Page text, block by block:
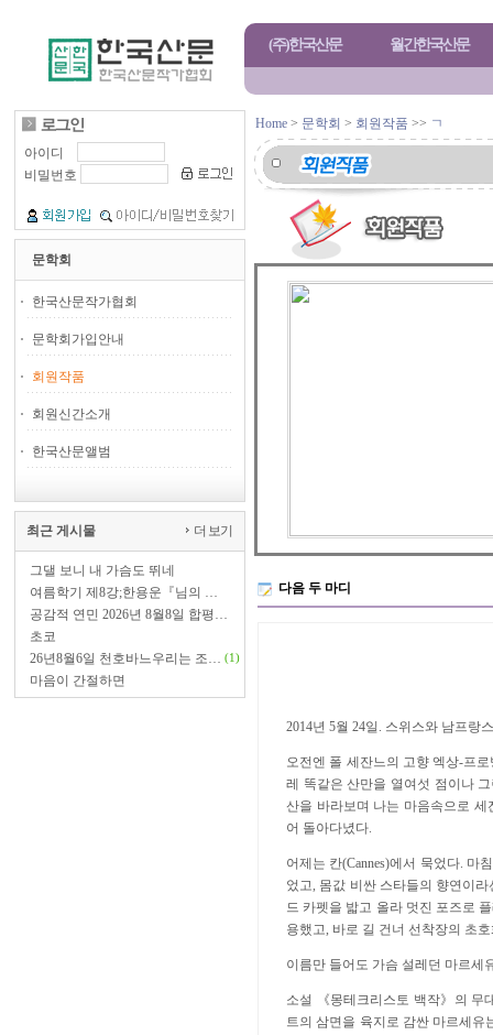
(주)한국산문 월간한국산문
아이디
비밀번호
문학회
한국산문작가협회
문학회가입안내
회원작품
회원신간소개
한국산문앨범
최근 게시물 더 보기
그댈 보니 내 가슴도 뛰네
여름학기 제8강;한용운『님의 …
공감적 연민 2026년 8월8일 합평…
초코
26년8월6일 천호바느우리는 조… (1)
마음이 간절하면
Home > 문학회 > 회원작품 >> ㄱ
다음 두 마디
2014년 5월 24일. 스위스와 남프랑
오전엔 폴 세잔느의 고향 엑상-프
레 똑같은 산만을 열여섯 점이나
산을 바라보며 나는 마음속으로
어 돌아다녔다.
어제는 칸(Cannes)에서 묵었다. 마
었고, 몸값 비싼 스타들의 향연이
드 카펫을 밟고 올라 멋진 포즈로
용했고, 바로 길 건너 선착장의 초
이름만 들어도 가슴 설레던 마르세
소설 《몽테크리스토 백작》의 무
트의 삼면을 육지로 감싼 마르세유